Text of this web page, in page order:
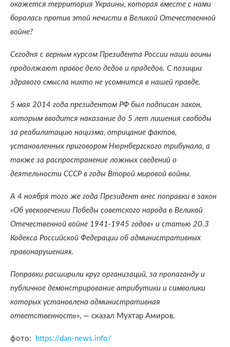
окажется территория Украины, которая вместе с нами
боролась против этой нечисти в Великой Отечественной
войне?
Сегодня с верным курсом Президента России наши воины
продолжают правое дело дедов и прадедов. С позиции
здравого смысла никто не усомнится в нашей правде.
5 мая 2014 года президентом РФ был подписан закон,
которым вводится наказание до 5 лет лишения свободы
за реабилитацию нацизма, отрицание фактов,
установленных приговором Нюрнбергского трибунала, а
также за распространение ложных сведений о
деятельности СССР в годы Второй мировой войны.
А 4 ноября того же года Президент внес поправки в закон
«Об увековечении Победы советского народа в Великой
Отечественной войне 1941-1945 годов» и статью 20.3
Кодекса Российской Федерации об административных
правонарушениях.
Поправки расширили круг организаций, за пропаганду и
публичное демонстрирование атрибутики и символики
которых установлена административная
ответственность», — сказал Мухтар Амиров.
фото: https://dan-news.info/